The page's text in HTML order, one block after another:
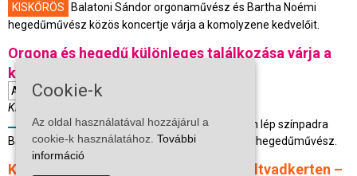
KISKŐRÖS
Balatoni Sándor orgonaművész és Bartha Noémi
hegedűművész közös koncertje várja a komolyzene kedvelőit.
Orgona és hegedű különleges találkozása várja a
közönséget Kiskőrösön
AUGUSZTUS -2026. augusztus 28. 19:30 - 22:00
Kiskőrös, Szent József katolikus templom
A kiskőrösi Szent József katolikus templomban lép színpadra
Balatoni Sándor orgonaművész és Bartha Noémi hegedűművész.
Különleges gasztronómiai élmény Soltvadkerten –
Cookie-k
Az oldal használatával hozzájárul a
cookie-k használatához. További
információ